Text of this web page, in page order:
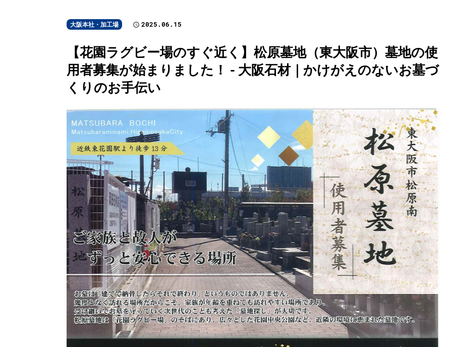
大阪本社・加工場 2025.06.15
【花園ラグビー場のすぐ近く】松原墓地（東大阪市）墓地の使
用者募集が始まりました！ - 大阪石材｜かけがえのないお墓づ
くりのお手伝い